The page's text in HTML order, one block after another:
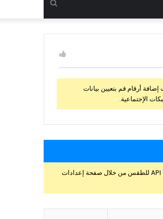
بحث
عن
أرقام قم بتعيين بيانات
الإجتماعية.
يجب عليك إضافة مفتاح API للطقس من خلال صفحة إعدادات